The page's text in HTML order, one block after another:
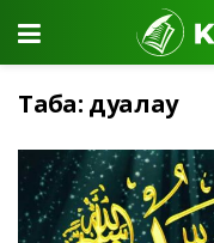
Таңба: дуалау